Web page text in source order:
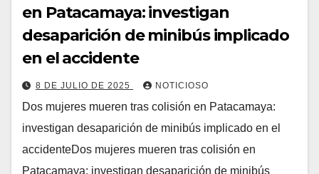
en Patacamaya: investigan
desaparición de minibús implicado
en el accidente
8 DE JULIO DE 2025 NOTICIOSO
Dos mujeres mueren tras colisión en Patacamaya:
investigan desaparición de minibús implicado en el
accidenteDos mujeres mueren tras colisión en
Patacamaya: investigan desaparición de minibús